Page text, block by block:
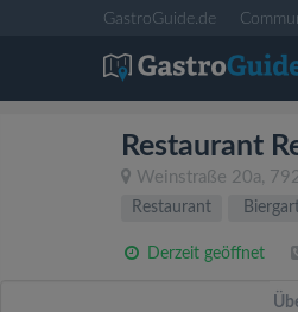
GastroGuide.de
Restaurant
Weinstraße 20a,
Restaurant
Derzeit geöffnet